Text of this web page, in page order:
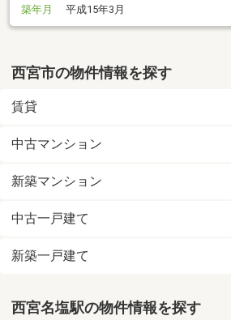
築年月
平成15年3月
西宮市の物件情報を探す
賃貸
中古マンション
新築マンション
中古一戸建て
新築一戸建て
西宮名塩駅の物件情報を探す